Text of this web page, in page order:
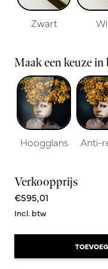
Zwart
Maak een keuze
Hoogglans Anti-
Verkoopprijs
€595,01
Incl. btw